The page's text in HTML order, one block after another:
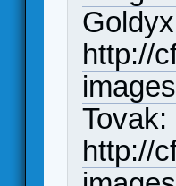
http://
Tovak:
http://